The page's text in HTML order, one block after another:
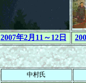
2007年2月11～12日
中村氏